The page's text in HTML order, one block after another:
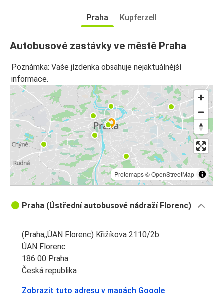
Praha Kupferzell
Autobusové zastávky ve městě Praha
Poznámka: Vaše jízdenka obsahuje nejaktuálnější
informace.
Protomaps©OpenStreetMap
Praha (Ústřední autobusové nádraží Florenc)
(Praha,,ÚAN Florenc) Křižíkova 2110/2b
ÚAN Florenc
186 00 Praha
Česká republika
Zobrazit tuto adresu v mapách Google